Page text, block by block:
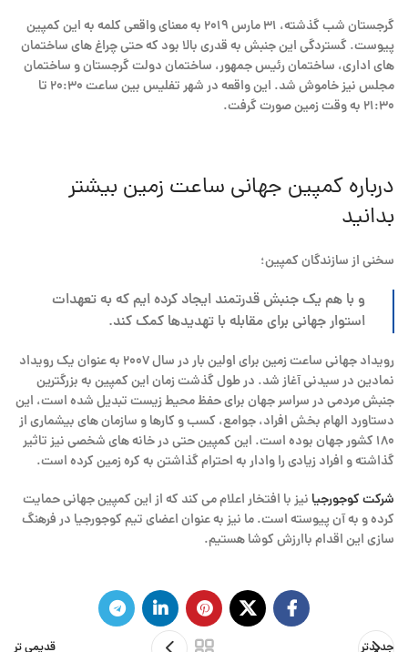
گرجستان شب گذشته، ۳۱ مارس ۲۰۱۹ به معنای واقعی کلمه به این کمپین
پیوست. گستردگی این جنبش به قدری بالا بود که حتی چراغ های ساختمان
های اداری، ساختمان رئیس جمهور، ساختمان دولت گرجستان و ساختمان
مجلس نیز خاموش شد. این واقعه در شهر تفلیس بین ساعت ۲۰:۳۰ تا
۲۱:۳۰ به وقت زمین صورت گرفت.
درباره کمپین جهانی ساعت زمین بیشتر
بدانید
سخنی از سازندگان کمپین؛
و با هم یک جنبش قدرتمند ایجاد کرده ایم که به تعهدات
استوار جهانی برای مقابله با تهدیدها کمک کند.
رویداد جهانی ساعت زمین برای اولین بار در سال ۲۰۰۷ به عنوان یک رویداد
نمادین در سیدنی آغاز شد. در طول گذشت زمان این کمپین به بزرگترین
جنبش مردمی در سراسر جهان برای حفظ محیط زیست تبدیل شده است، این
دستاورد الهام بخش افراد، جوامع، کسب و کارها و سازمان های بیشماری از
۱۸۰ کشور جهان بوده است. این کمپین حتی در خانه های شخصی نیز تاثیر
گذاشته و افراد زیادی را وادار به احترام گذاشتن به کره زمین کرده است.
شرکت کوجورجیا نیز با افتخار اعلام می کند که از این کمپین جهانی حمایت
کرده و به آن پیوسته است. ما نیز به عنوان اعضای تیم کوجورجیا در فرهنگ
سازی این اقدام باارزش کوشا هستیم.
جدیدتر قدیمی تر